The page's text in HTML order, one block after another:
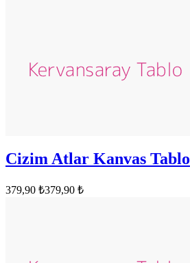
Cizim Atlar Kanvas Tablo
379,90 ₺379,90 ₺